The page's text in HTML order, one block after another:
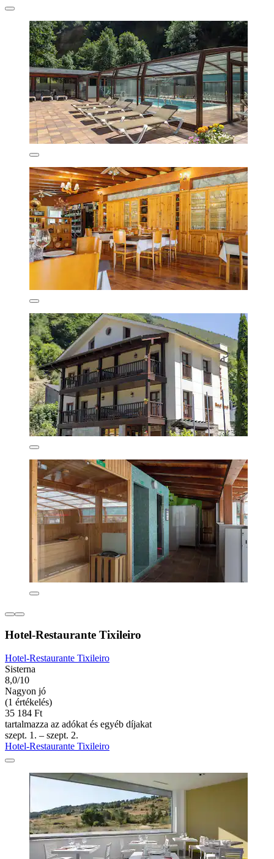
Hotel-Restaurante Tixileiro
Hotel-Restaurante Tixileiro
Sisterna
8,0/10
Nagyon jó
(1 értékelés)
35 184 Ft
tartalmazza az adókat és egyéb díjakat
szept. 1. – szept. 2.
Hotel-Restaurante Tixileiro